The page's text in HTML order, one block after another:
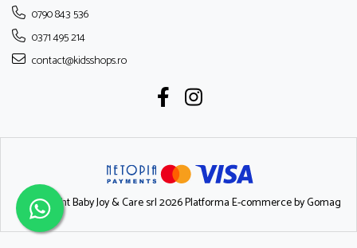
0790 843 536
0371 495 214
contact@kidsshops.ro
©Copyright Baby Joy & Care srl 2026Platforma E-commerce by Gomag